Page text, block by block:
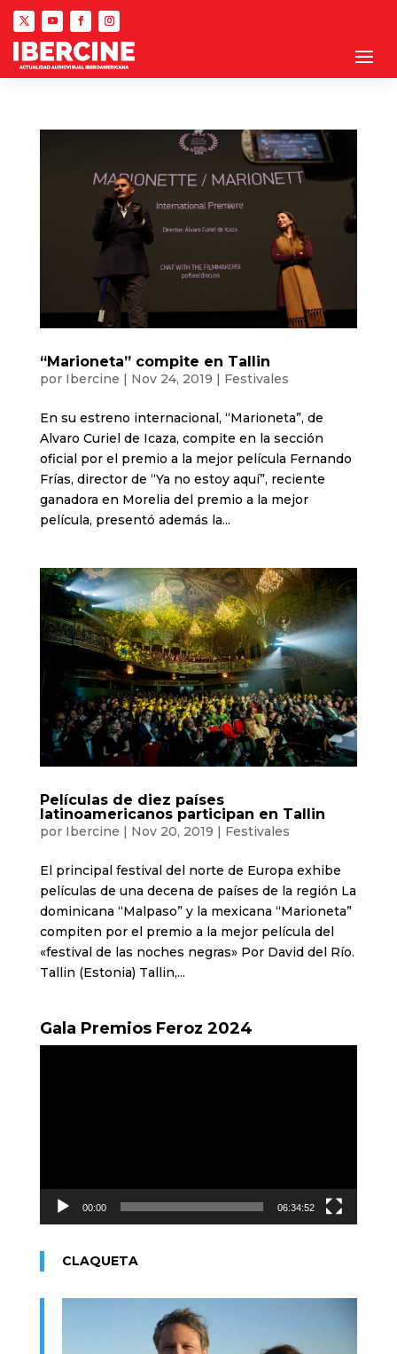
“Marioneta” compite en Tallin
por Ibercine | Nov 24, 2019 | Festivales
En su estreno internacional, “Marioneta”, de
Alvaro Curiel de Icaza, compite en la sección
oficial por el premio a la mejor película Fernando
Frías, director de “Ya no estoy aquí”, reciente
ganadora en Morelia del premio a la mejor
película, presentó además la...
Películas de diez países
latinoamericanos participan en Tallin
por Ibercine | Nov 20, 2019 | Festivales
El principal festival del norte de Europa exhibe
películas de una decena de países de la región La
dominicana “Malpaso” y la mexicana “Marioneta”
compiten por el premio a la mejor película del
«festival de las noches negras» Por David del Río.
Tallin (Estonia) Tallin,...
Gala Premios Feroz 2024
00:00 06:34:52
CLAQUETA